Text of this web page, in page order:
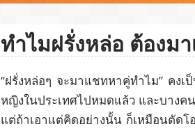
ทำไมฝรั่งหล่อ ต้องม
“ฝรั่งหล่อๆ จะมาแชทหาคู่ทำไม” คง
หญิงในประเทศไปหมดแล้ว และบางค
แต่ถ้าเอาแต่คิดอย่างนั้น ก็เหมือนตัดโ